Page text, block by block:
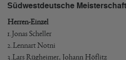
Südwestdeutsche
Herren-Einzel
1.Jonas Scheller
2.Lennart Notni
3.Lars Rügheimer, Johann Höflitz